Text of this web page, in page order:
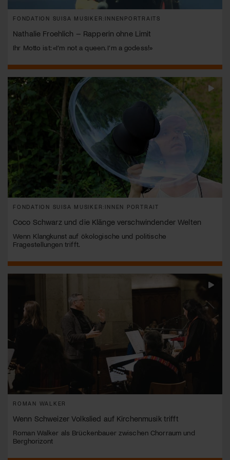
FONDATION SUISA MUSIKER:INNENPORTRAITS
Nathalie Froehlich – Rapperin ohne Limit
Ihr Motto ist: «I’m not a queen. I’m a godess!»
FONDATION SUISA MUSIKER:INNEN PORTRAIT
Coco Schwarz und die Klänge verschwindender Welten
Wenn Klangkunst auf ökologische und politische
Fragestellungen trifft.
ROMAN WALKER
Wenn Schweizer Volkslied auf Kirchenmusik trifft
Roman Walker als Brückenbauer zwischen Chorraum und
Berghorizont